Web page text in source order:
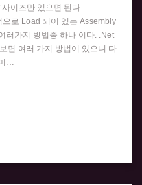
이즈만 있으면 된다.
로 Load 되어 있는 Assembly
러가지 방법중 하나 이다. .Net
면 여러 가지 방법이 있으니 다
…